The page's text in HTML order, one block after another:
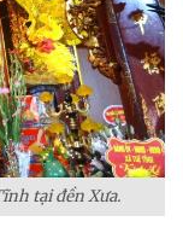
tại đền Xưa.